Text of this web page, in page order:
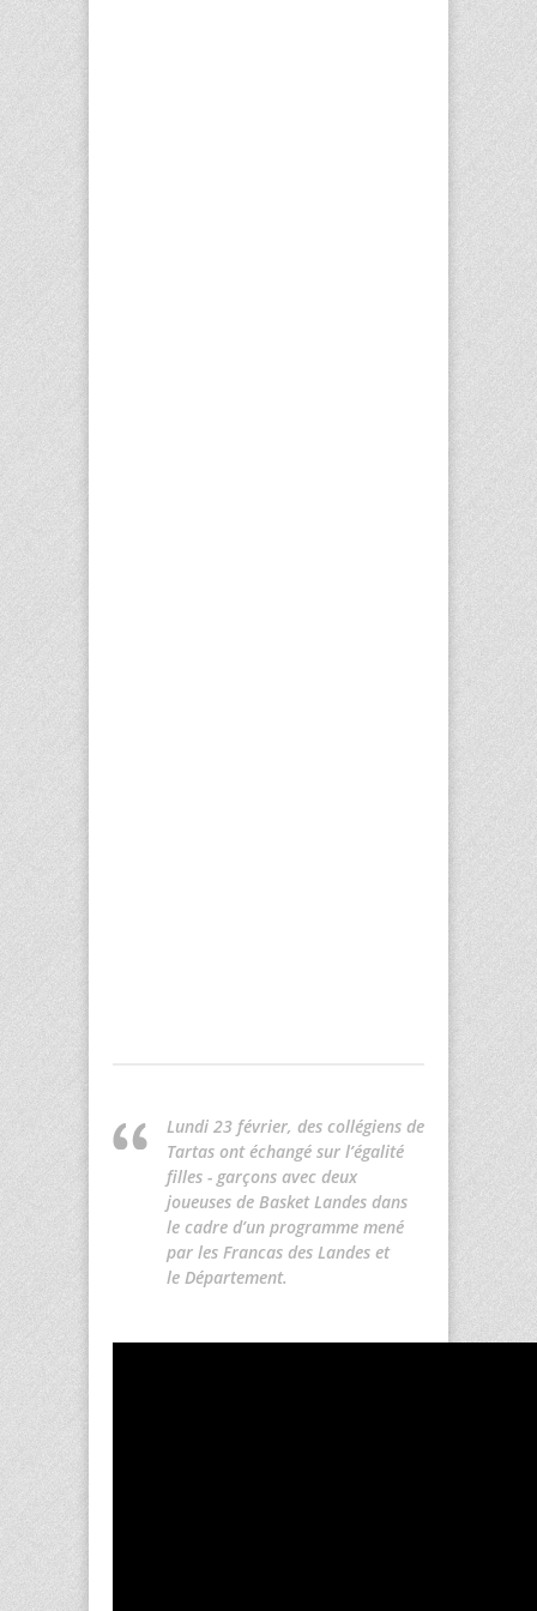
Lundi 23 février, des collégiens de
Tartas ont échangé sur l’égalité
filles - garçons avec deux
joueuses de Basket Landes dans
le cadre d’un programme mené
par les Francas des Landes et
le Département.